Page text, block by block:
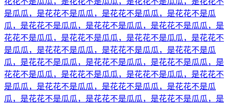
是瓜瓜，是花花不是瓜瓜，是花花不是瓜瓜，是花花不是瓜
瓜，是花花不是瓜瓜，是花花不是瓜瓜，是花花不是瓜瓜，是
花花不是瓜瓜，是花花不是瓜瓜，是花花不是瓜瓜，是花花不
是瓜瓜，是花花不是瓜瓜，是花花不是瓜瓜，是花花不是瓜
瓜，是花花不是瓜瓜，是花花不是瓜瓜，是花花不是瓜瓜，是
花花不是瓜瓜，是花花不是瓜瓜，是花花不是瓜瓜，是花花不
是瓜瓜，是花花不是瓜瓜，是花花不是瓜瓜，是花花不是瓜
瓜，是花花不是瓜瓜，是花花不是瓜瓜，是花花不是瓜瓜，是